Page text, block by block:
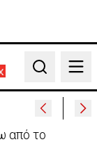
Search
στο Ρίο ντε